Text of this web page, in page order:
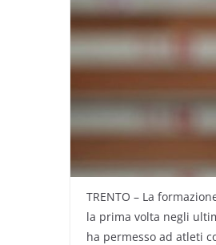
TRENTO – La
la prima volta negli
ha permesso ad atleti